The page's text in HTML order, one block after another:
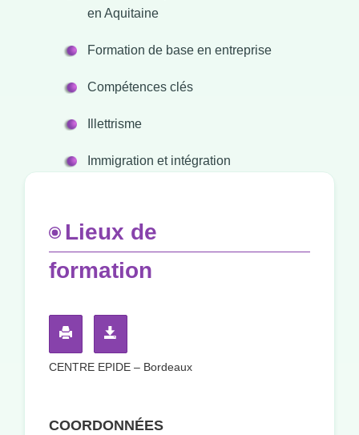
en Aquitaine
Formation de base en entreprise
Compétences clés
Illettrisme
Immigration et intégration
Lieux de
formation
CENTRE EPIDE – Bordeaux
COORDONNÉES